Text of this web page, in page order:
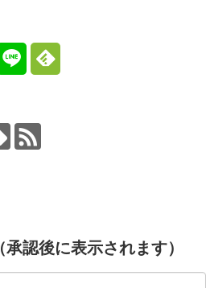
認後に表示されます）